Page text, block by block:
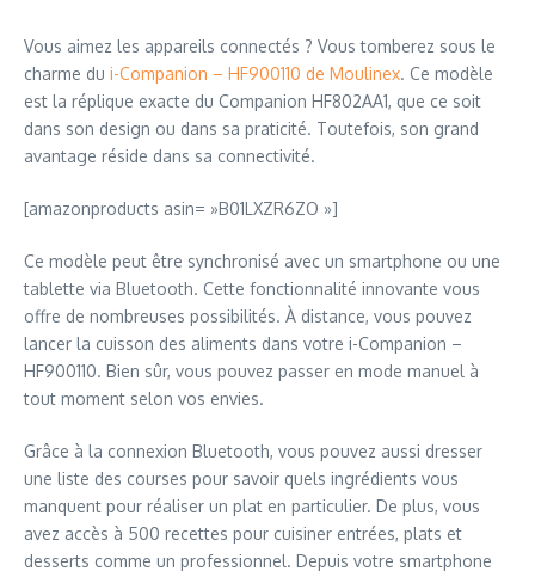
Vous aimez les appareils connectés ? Vous tomberez sous le
charme du i-Companion – HF900110 de Moulinex. Ce modèle
est la réplique exacte du Companion HF802AA1, que ce soit
dans son design ou dans sa praticité. Toutefois, son grand
avantage réside dans sa connectivité.
[amazonproducts asin= »B01LXZR6ZO »]
Ce modèle peut être synchronisé avec un smartphone ou une
tablette via Bluetooth. Cette fonctionnalité innovante vous
offre de nombreuses possibilités. À distance, vous pouvez
lancer la cuisson des aliments dans votre i-Companion –
HF900110. Bien sûr, vous pouvez passer en mode manuel à
tout moment selon vos envies.
Grâce à la connexion Bluetooth, vous pouvez aussi dresser
une liste des courses pour savoir quels ingrédients vous
manquent pour réaliser un plat en particulier. De plus, vous
avez accès à 500 recettes pour cuisiner entrées, plats et
desserts comme un professionnel. Depuis votre smartphone